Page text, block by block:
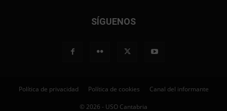
SÍGUENOS
Política de privacidad Política de cookies Canal del informante
© 2026 - USO Cantabria